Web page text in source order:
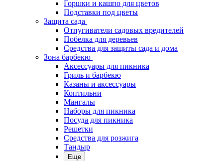
Горшки и кашпо для цветов
Подставки под цветы
Защита сада
Отпугиватели садовых вредителей
Побелка для деревьев
Средства для защиты сада и дома
Зона барбекю
Аксессуары для пикника
Гриль и барбекю
Казаны и аксессуары
Коптильни
Мангалы
Наборы для пикника
Посуда для пикника
Решетки
Средства для розжига
Тандыр
Еще